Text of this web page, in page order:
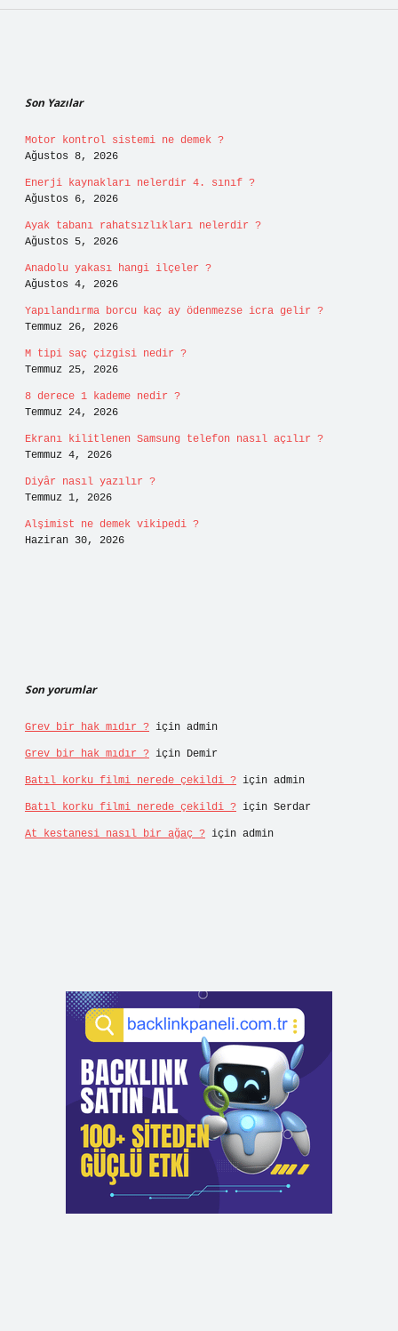
Son Yazılar
Motor kontrol sistemi ne demek ?
Ağustos 8, 2026
Enerji kaynakları nelerdir 4. sınıf ?
Ağustos 6, 2026
Ayak tabanı rahatsızlıkları nelerdir ?
Ağustos 5, 2026
Anadolu yakası hangi ilçeler ?
Ağustos 4, 2026
Yapılandırma borcu kaç ay ödenmezse icra gelir ?
Temmuz 26, 2026
M tipi saç çizgisi nedir ?
Temmuz 25, 2026
8 derece 1 kademe nedir ?
Temmuz 24, 2026
Ekranı kilitlenen Samsung telefon nasıl açılır ?
Temmuz 4, 2026
Diyâr nasıl yazılır ?
Temmuz 1, 2026
Alşimist ne demek vikipedi ?
Haziran 30, 2026
Son yorumlar
Grev bir hak mıdır ? için admin
Grev bir hak mıdır ? için Demir
Batıl korku filmi nerede çekildi ? için admin
Batıl korku filmi nerede çekildi ? için Serdar
At kestanesi nasıl bir ağaç ? için admin